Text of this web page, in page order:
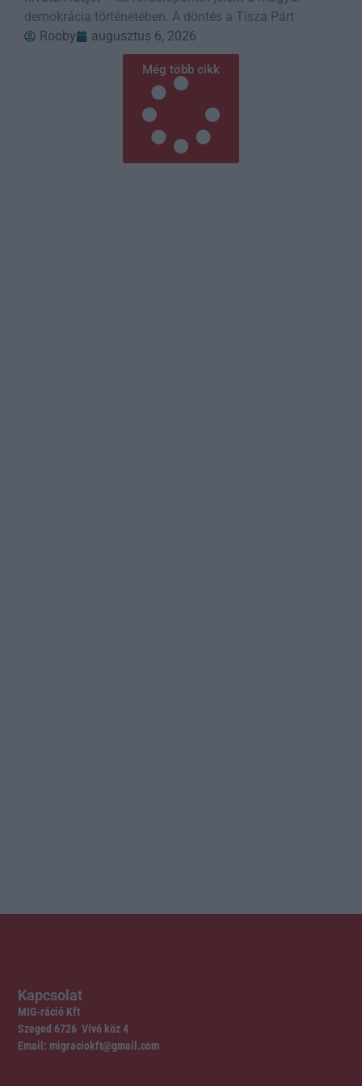
demokrácia történetében. A döntés a Tisza Párt
Rooby
augusztus 6, 2026
Még több cikk
Kapcsolat
MIG-ráció Kft
Szeged 6726 Vívó köz 4
Email: migraciokft@gmail.com